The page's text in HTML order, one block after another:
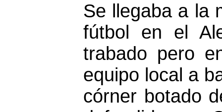
Se llegaba a la
fútbol en el
trabado pero
equipo local a
córner botado